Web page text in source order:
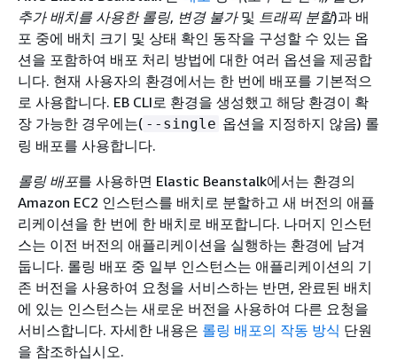
추가 배치를 사용한 롤링, 변경 불가및 트래픽 분할)과 배
포 중에 배치 크기 및 상태 확인 동작을 구성할 수 있는 옵
션을 포함하여 배포 처리 방법에 대한 여러 옵션을 제공합
니다. 현재 사용자의 환경에서는 한 번에 배포를 기본적으
로 사용합니다. EB CLI로 환경을 생성했고 해당 환경이 확
장 가능한 경우에는( --single 옵션을 지정하지 않음) 롤
링 배포를 사용합니다.
롤링 배포를 사용하면 Elastic Beanstalk에서는 환경의
Amazon EC2 인스턴스를 배치로 분할하고 새 버전의 애플
리케이션을 한 번에 한 배치로 배포합니다. 나머지 인스턴
스는 이전 버전의 애플리케이션을 실행하는 환경에 남겨
둡니다. 롤링 배포 중 일부 인스턴스는 애플리케이션의 기
존 버전을 사용하여 요청을 서비스하는 반면, 완료된 배치
에 있는 인스턴스는 새로운 버전을 사용하여 다른 요청을
서비스합니다. 자세한 내용은 롤링 배포의 작동 방식 단원
을 참조하십시오.